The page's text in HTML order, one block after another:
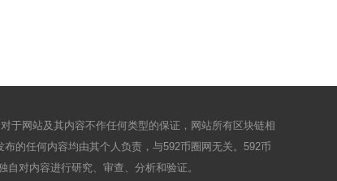
于网站及其内容不作任何类型的保证，网站所有区块链相
的任何内容均由其个人负责，与592币圈网无关。592币
对内容进行研究、审查、分析和验证。